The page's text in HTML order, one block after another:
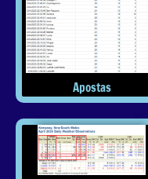
Apostas